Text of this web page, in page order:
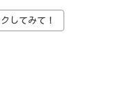
してみて！